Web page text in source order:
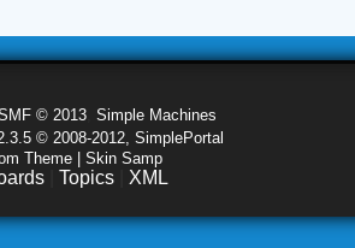
© 2013 Simple Machines
© 2008-2012, SimplePortal
Theme | Skin Samp
Topics XML